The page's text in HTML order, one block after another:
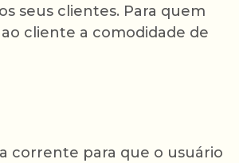
seus clientes. Para quem
cliente a comodidade de
corrente para que o usuário